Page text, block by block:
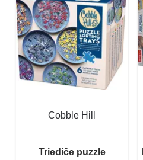
Cobble Hill
Triediče puzzle